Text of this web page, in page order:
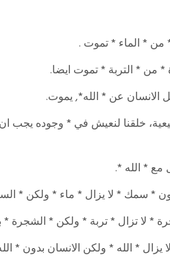
* الماء * تموت .
من * التربة * تموت ايضا.
الانسان عن * الله*, يموت.
خلقنا لنعيش في * وجوده
مع * الله *.
* سمك * لا يزال * ماء * ولكن *
* لا تزال * تربة * ولكن * الشجرة
يزال * الله * ولكن الانسان بدون *